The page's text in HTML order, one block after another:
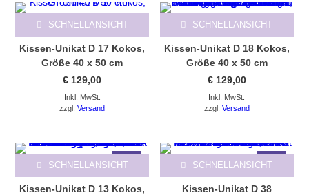
SCHNELLANSICHT
Kissen-Unikat D 17 Kokos,
Größe 40 x 50 cm
€ 129,00
Inkl. MwSt.
zzgl.Versand
SCHNELLANSICHT
Kissen-Unikat D 18 Kokos,
Größe 40 x 50 cm
€129,00
Inkl. MwSt.
zzgl. Versand
-8%
SCHNELLANSICHT
Kissen-Unikat D 13 Kokos,
-8%
SCHNELLANSICHT
Kissen-Unikat D 38